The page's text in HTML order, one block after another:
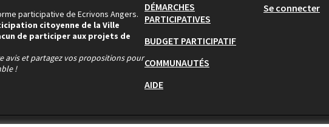
participative de Ecrivons Angers.
citoyenne de la Ville
de participer aux projets de
avis et partagez vos propositions pour
!
DÉMARCHES
PARTICIPATIVES
BUDGET PARTICIPATIF
COMMUNAUTÉS
AIDE
Se connecter